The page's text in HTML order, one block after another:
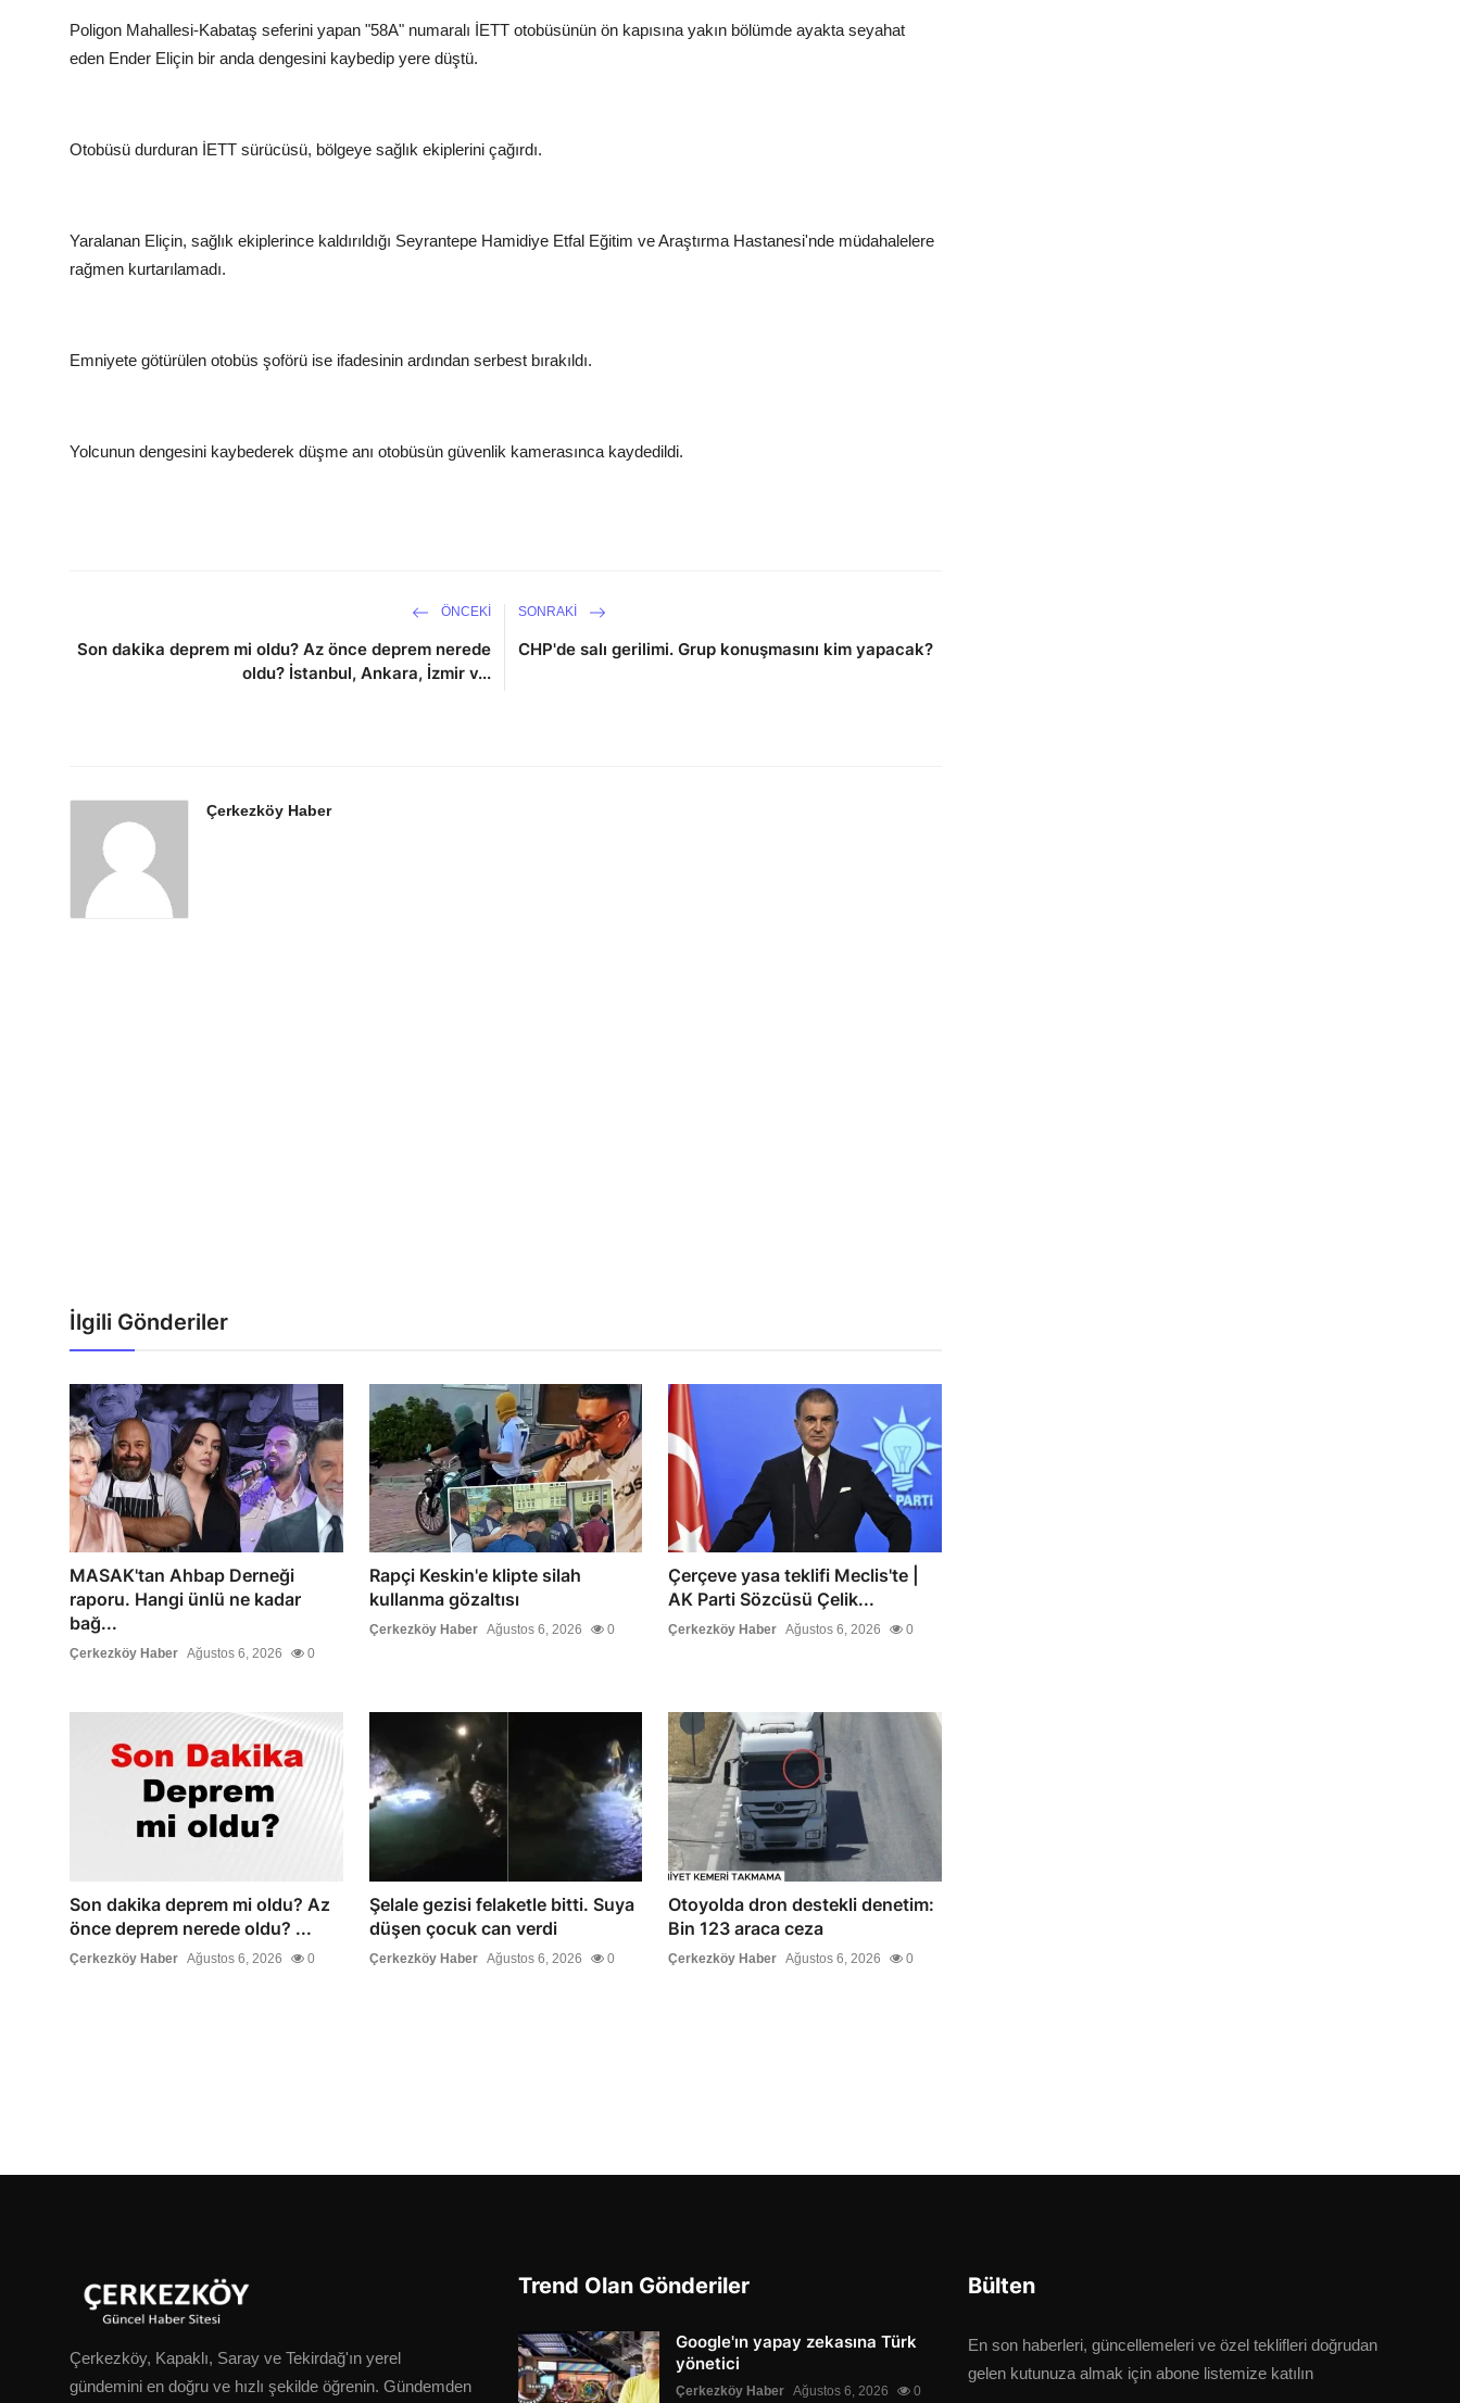
Poligon Mahallesi-Kabataş seferini yapan "58A" numaralı İETT otobüsünün ön kapısına yakın bölümde ayakta seyahat
eden Ender Eliçin bir anda dengesini kaybedip yere düştü.
Otobüsü durduran İETT sürücüsü, bölgeye sağlık ekiplerini çağırdı.
Yaralanan Eliçin, sağlık ekiplerince kaldırıldığı Seyrantepe Hamidiye Etfal Eğitim ve Araştırma Hastanesi'nde müdahalelere
rağmen kurtarılamadı.
Emniyete götürülen otobüs şoförü ise ifadesinin ardından serbest bırakıldı.
Yolcunun dengesini kaybederek düşme anı otobüsün güvenlik kamerasınca kaydedildi.
ÖNCEKI
Son dakika deprem mi oldu? Az önce deprem nerede
oldu? İstanbul, Ankara, İzmir v...
SONRAKI
CHP'de salı gerilimi. Grup konuşmasını kim yapacak?
Çerkezköy Haber
İlgili Gönderiler
MASAK'tan Ahbap Derneği
raporu. Hangi ünlü ne kadar
bağ...
Çerkezköy Haber Ağustos 6, 2026 0
Rapçi Keskin'e klipte silah
kullanma gözaltısı
Çerkezköy Haber Ağustos 6, 2026 0
Çerçeve yasa teklifi Meclis'te |
AK Parti Sözcüsü Çelik...
Çerkezköy Haber Ağustos 6, 2026 0
Son dakika deprem mi oldu? Az
önce deprem nerede oldu? ...
Çerkezköy Haber Ağustos 6, 2026 0
Şelale gezisi felaketle bitti. Suya
düşen çocuk can verdi
Çerkezköy Haber Ağustos 6, 2026 0
Otoyolda dron destekli denetim:
Bin 123 araca ceza
Çerkezköy Haber Ağustos 6, 2026 0
Çerkezköy, Kapaklı, Saray ve Tekirdağ'ın yerel
gündemini en doğru ve hızlı şekilde öğrenin. Gündemden
Trend Olan Gönderiler
Google'ın yapay zekasına Türk
yönetici
Çerkezköy Haber Ağustos 6, 2026 0
Bülten
En son haberleri, güncellemeleri ve özel teklifleri doğrudan
gelen kutunuza almak için abone listemize katılın